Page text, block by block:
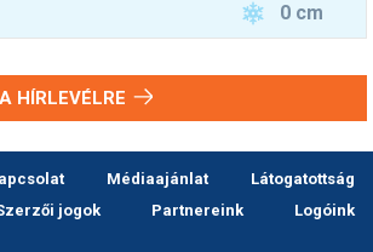
0 cm
HÍRLEVÉLRE
Médiaajánlat
Látogatottság
jogok Partnereink
Logóink